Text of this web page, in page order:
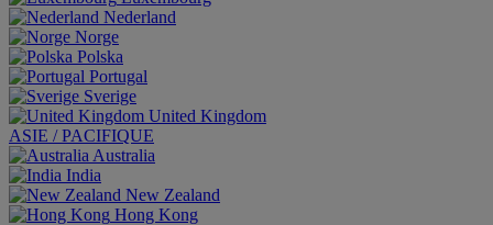
Nederland
Norge
Polska
Portugal
Sverige
United Kingdom
ASIE / PACIFIQUE
Australia
India
New Zealand
Hong Kong